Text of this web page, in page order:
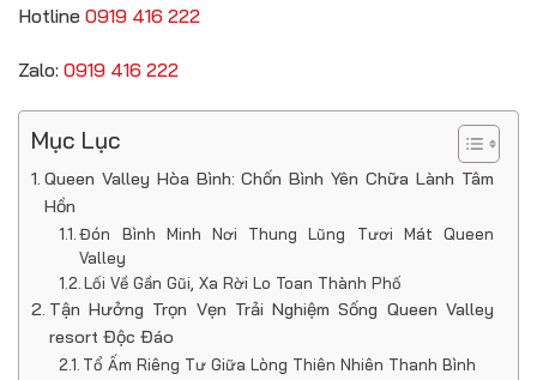
Hotline 0919 416 222
Zalo: 0919 416 222
Mục Lục
Queen Valley Hòa Bình: Chốn Bình Yên Chữa Lành Tâm
Hồn
Đón Bình Minh Nơi Thung Lũng Tươi Mát Queen
Valley
Lối Về Gần Gũi, Xa Rời Lo Toan Thành Phố
Tận Hưởng Trọn Vẹn Trải Nghiệm Sống Queen Valley
resort Độc Đáo
Tổ Ấm Riêng Tư Giữa Lòng Thiên Nhiên Thanh Bình